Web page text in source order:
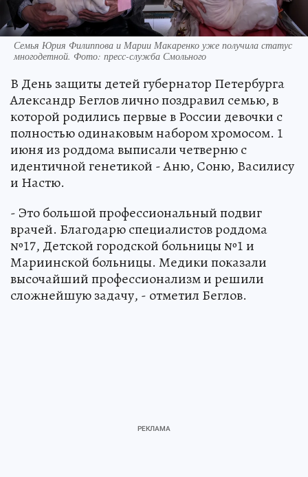
Семья Юрия Филиппова и Марии Макаренко уже получила статус
многодетной. Фото: пресс-служба Смольного
В День защиты детей губернатор Петербурга
Александр Беглов лично поздравил семью, в
которой родились первые в России девочки с
полностью одинаковым набором хромосом. 1
июня из роддома выписали четверню с
идентичной генетикой - Аню, Соню, Василису
и Настю.
- Это большой профессиональный подвиг
врачей. Благодарю специалистов роддома
№17, Детской городской больницы №1 и
Мариинской больницы. Медики показали
высочайший профессионализм и решили
сложнейшую задачу, - отметил Беглов.